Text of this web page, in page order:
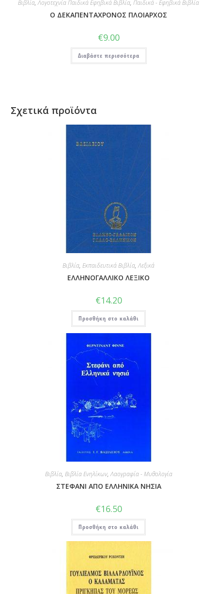
Βιβλία,Λογοτεχνία Παιδικά Εφηβικά Βιβλία, Παιδικά - Εφηβικά Βιβλία
Ο ΔΕΚΑΠΕΝΤΑΧΡΟΝΟΣ ΠΛΟΙΑΡΧΟΣ
€9.00
Διαβάστε περισσότερα
Σχετικά προϊόντα
Βιβλία, Εκπαιδευτικά Βιβλία,Λεξικά
ΕΛΛΗΝΟΓΑΛΛΙΚΟ ΛΕΞΙΚΟ
€14.20
Προσθήκη στο καλάθι
Βιβλία, Βιβλία Ενηλίκων,Λαογραφία - Μυθολογία
ΣΤΕΦΑΝΙ ΑΠΟ ΕΛΛΗΝΙΚΑ ΝΗΣΙΑ
€16.50
Προσθήκη στο καλάθι